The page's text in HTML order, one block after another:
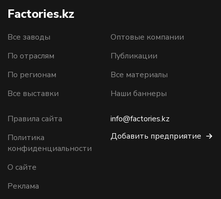
Factories.kz
Все заводы
По отраслям
По регионам
Все выставки
Оптовые компании
Публикации
Все материалы
Наши баннеры
Правила сайта
Политика
конфиденциальности
О сайте
Реклама
info@factories.kz
Добавить предприятие